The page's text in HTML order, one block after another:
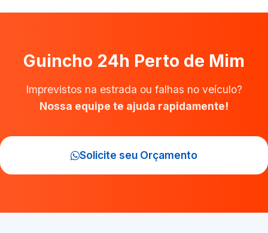
Guincho 24h Perto de Mim
Imprevistos na estrada ou falhas no veículo?
Nossa equipe te ajuda rapidamente!
Solicite seu Orçamento